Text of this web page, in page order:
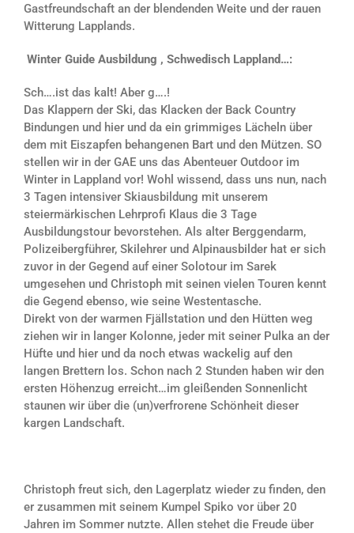
Gastfreundschaft an der blendenden Weite und der rauen
Witterung Lapplands.
Winter Guide Ausbildung , Schwedisch Lappland…:
Sch….ist das kalt! Aber g….!
Das Klappern der Ski, das Klacken der Back Country
Bindungen und hier und da ein grimmiges Lächeln über
dem mit Eiszapfen behangenen Bart und den Mützen. SO
stellen wir in der GAE uns das Abenteuer Outdoor im
Winter in Lappland vor! Wohl wissend, dass uns nun, nach
3 Tagen intensiver Skiausbildung mit unserem
steiermärkischen Lehrprofi Klaus die 3 Tage
Ausbildungstour bevorstehen. Als alter Berggendarm,
Polizeibergführer, Skilehrer und Alpinausbilder hat er sich
zuvor in der Gegend auf einer Solotour im Sarek
umgesehen und Christoph mit seinen vielen Touren kennt
die Gegend ebenso, wie seine Westentasche.
Direkt von der warmen Fjällstation und den Hütten weg
ziehen wir in langer Kolonne, jeder mit seiner Pulka an der
Hüfte und hier und da noch etwas wackelig auf den
langen Brettern los. Schon nach 2 Stunden haben wir den
ersten Höhenzug erreicht…im gleißenden Sonnenlicht
staunen wir über die (un)verfrorene Schönheit dieser
kargen Landschaft.
Christoph freut sich, den Lagerplatz wieder zu finden, den
er zusammen mit seinem Kumpel Spiko vor über 20
Jahren im Sommer nutzte. Allen stehet die Freude über